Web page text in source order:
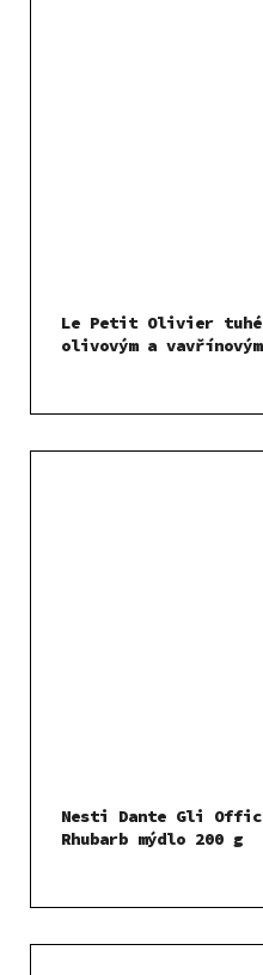
Le Petit Olivier tuhé
olivovým a
Nesti Dante Gli
Rhubarb mýdlo 200 g